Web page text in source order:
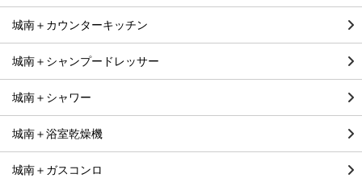
城南＋カウンターキッチン
城南＋シャンプードレッサー
城南＋シャワー
城南＋浴室乾燥機
城南＋ガスコンロ